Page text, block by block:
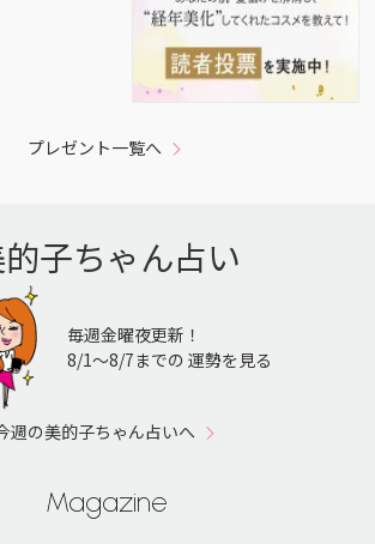
プレゼント一覧へ
子ちゃん占い
毎週金曜夜更新！
8/1〜8/7までの 運勢を見る
週の美的子ちゃん占いへ
Magazine